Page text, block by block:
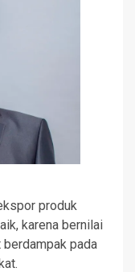
produk
karena bernilai
pada